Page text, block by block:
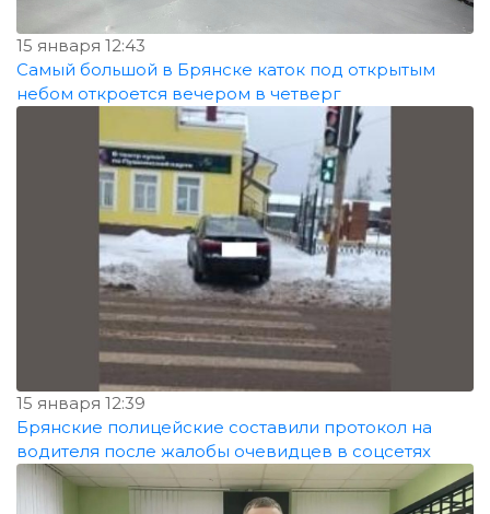
15 января 12:43
Самый большой в Брянске каток под открытым
небом откроется вечером в четверг
15 января 12:39
Брянские полицейские составили протокол на
водителя после жалобы очевидцев в соцсетях